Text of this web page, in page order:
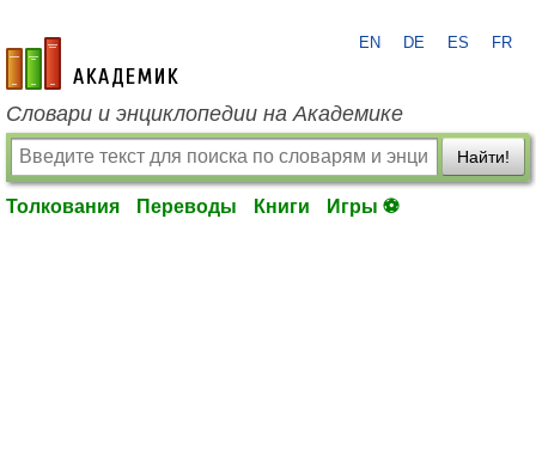
academic.ru
EN DE ES FR
Словари и энциклопедии на Академике
Найти!
Толкования Переводы Книги Игры ⚽